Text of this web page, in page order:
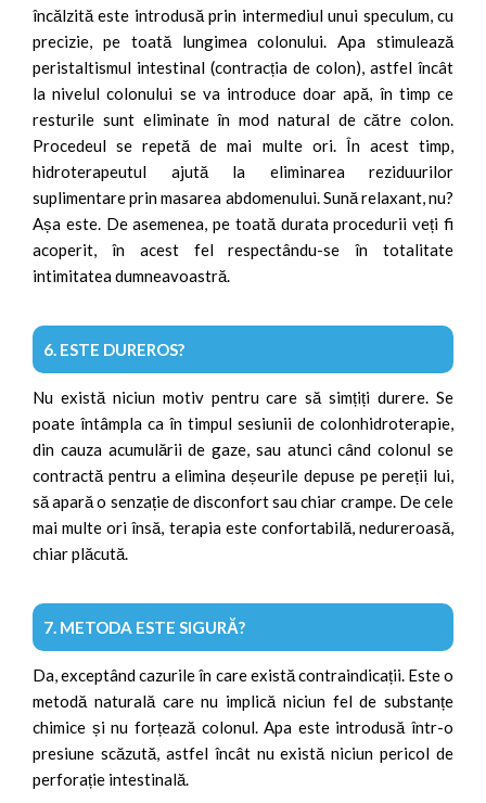
încălzită este introdusă prin intermediul unui speculum, cu
precizie, pe toată lungimea colonului. Apa stimulează
peristaltismul intestinal (contracția de colon), astfel încât
la nivelul colonului se va introduce doar apă, în timp ce
resturile sunt eliminate în mod natural de către colon.
Procedeul se repetă de mai multe ori. În acest timp,
hidroterapeutul ajută la eliminarea reziduurilor
suplimentare prin masarea abdomenului. Sună relaxant, nu?
Așa este. De asemenea, pe toată durata procedurii veți fi
acoperit, în acest fel respectându-se în totalitate
intimitatea dumneavoastră.
6. ESTE DUREROS?
Nu există niciun motiv pentru care să simțiți durere. Se
poate întâmpla ca în timpul sesiunii de colonhidroterapie,
din cauza acumulării de gaze, sau atunci când colonul se
contractă pentru a elimina deșeurile depuse pe pereții lui,
să apară o senzație de disconfort sau chiar crampe. De cele
mai multe ori însă, terapia este confortabilă, nedureroasă,
chiar plăcută.
7. METODA ESTE SIGURĂ?
Da, exceptând cazurile în care există contraindicații. Este o
metodă naturală care nu implică niciun fel de substanțe
chimice și nu forțează colonul. Apa este introdusă într-o
presiune scăzută, astfel încât nu există niciun pericol de
perforație intestinală.